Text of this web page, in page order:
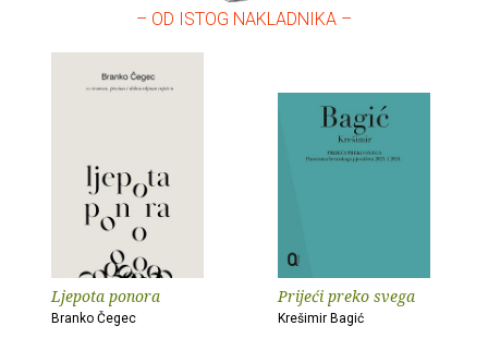
– OD ISTOG NAKLADNIKA –
Ljepota ponora
Branko Čegec
Prijeći preko svega
Krešimir Bagić